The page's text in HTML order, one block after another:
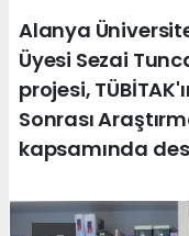
Alanya
Üyesi Sezai
projesi,
Sonrası
kapsamında